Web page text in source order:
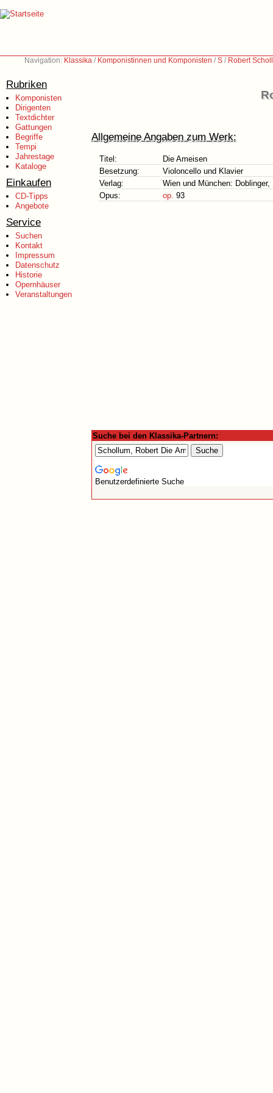
Navigation: Klassika / Komponistinnen und Komponisten /S / Robert
Rubriken
Komponisten
Dirigenten
Textdichter
Gattungen
Begriffe
Tempi
Jahrestage
Kataloge
Einkaufen
CD-Tipps
Angebote
Service
Suchen
Kontakt
Impressum
Datenschutz
Historie
Opernhäuser
Veranstaltungen
Allgemeine Angaben zum Werk:
Titel:
Die Ameisen
Besetzung:
Violoncello und Klavier
Verlag:
Wien und München: Doblinger,
Opus:
op. 93
Suche bei den Klassika-Partnern:
Benutzerdefinierte Suche